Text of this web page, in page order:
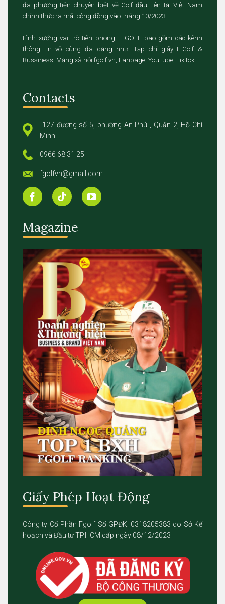
đa phương tiện chuyên biệt về Golf đầu tiên tại Việt Nam
chính thức ra mắt cộng đồng vào tháng 10/2023.
Lĩnh xướng vai trò tiên phong, F-GOLF bao gồm các kênh
thông tin vô cùng đa dạng như: Tạp chí giấy F-Golf &
Bussiness, Mạng xã hội fgolf.vn, Fanpage, YouTube, TikTok...
Contacts
127 đương số 5, phường An Phú , Quận 2, Hồ Chí
Minh
0966 68 31 25
fgolfvn@gmail.com
Magazine
Giấy Phép Hoạt Động
Công ty Cổ Phần Fgolf Số GPĐK: 0318205383 do Sở Kế
hoạch và Đầu tư TP.HCM cấp ngày 08/12/2023